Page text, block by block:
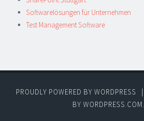
Softwarelösungen für Unternehmen
Test Management Software
PROUDLY POWERED BY WORDPRESS |
BY WORDPRESS.COM.